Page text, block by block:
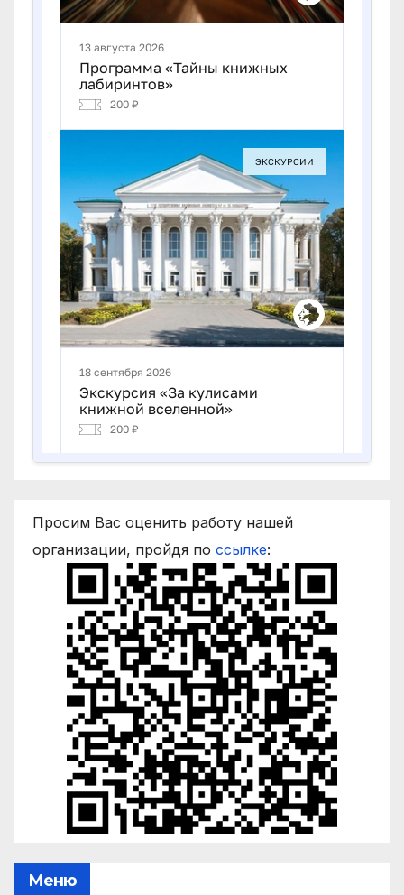
Просим Вас оценить работу нашей
организации, пройдя по ссылке:
Меню